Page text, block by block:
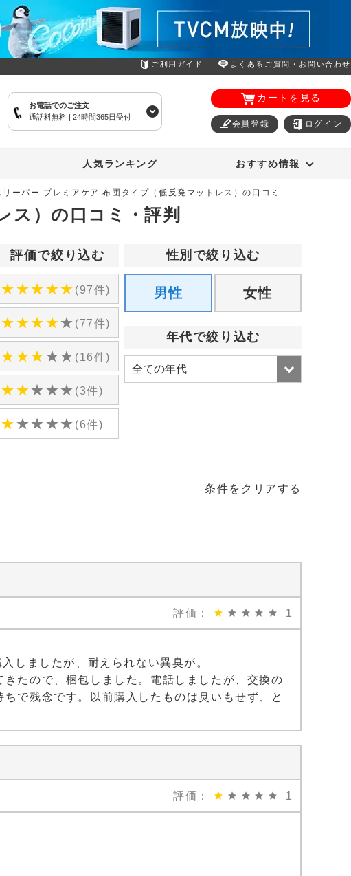
ご利用ガイド よくあるご質問・お問い合わせ
お電話でのご注文
通話料無料 | 24時間365日受付
カートを見る
会員登録 ログイン
人気ランキング おすすめ情報
リーパー プレミアケア 布団タイプ（低反発マットレス）の口コミ
ス）の口コミ・評判
評価で絞り込む
★★★★★ (97件)
★★★★★ (77件)
★★★★★ (16件)
★★★★★ (3件)
★★★★★ (6件)
性別で絞り込む
男性 女性
年代で絞り込む
条件をクリアする
評価： 1
しましたが、耐えられない異臭が。
たので、梱包しました。電話しましたが、交換の
で残念です。以前購入したものは臭いもせず、と
評価： 1